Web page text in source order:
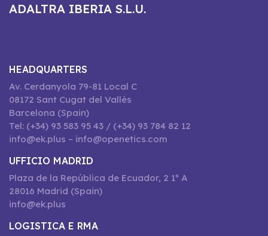
ADALTRA IBERIA S.L.U.
HEADQUARTERS
Av. Cerdanyola 79-81 Local C
08172 Sant Cugat del Vallès
Barcelona (Spain)
Tel: (+34) 93 583 95 43 / (+34) 93 784 82 12
info@ek.plus – info@openetics.com
UFFICIO MADRID
Plaza de la República de Ecuador, 2 1º A
28016 Madrid (Spain)
info@ek.plus
LOGISTICA E RMA